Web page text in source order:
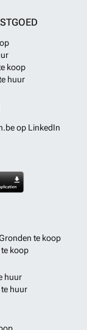
koop
huur
op LinkedIn
te koop
koop
huur
huur